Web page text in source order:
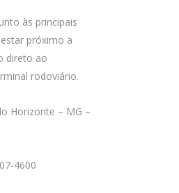
às principais
próximo a
direto ao
rodoviário.
Horizonte – MG –
4600